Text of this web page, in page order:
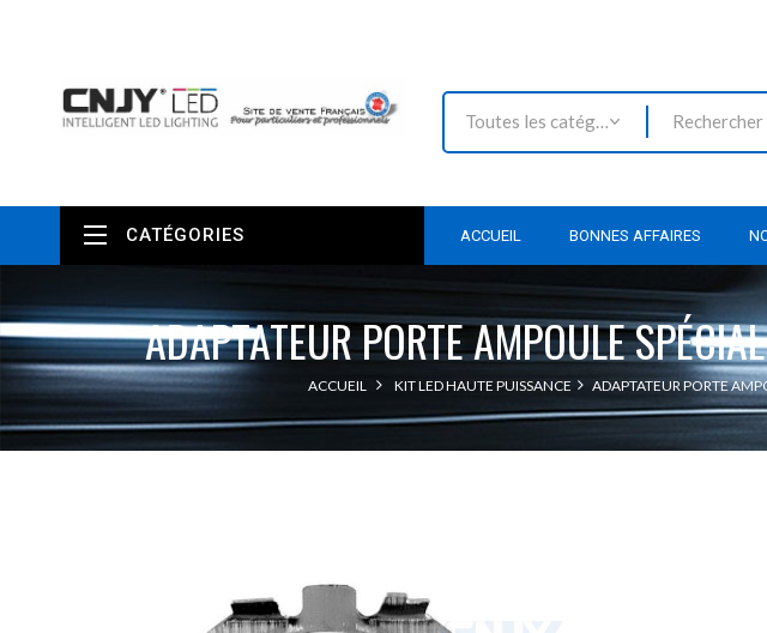
Toutes les catégories
ACCUEIL BONNES AFFAIRES
CATÉGORIES
ADAPTATEUR PORTE AMPOULE
ACCUEIL KIT LED HAUTE PUISSANCE ADAPTATEUR PORTE